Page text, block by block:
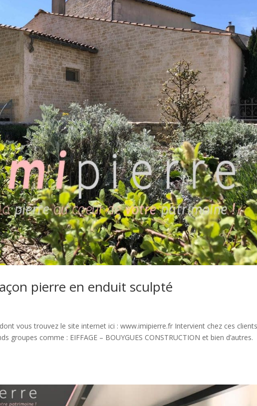
pierre en enduit sculpté
dont vous trouvez le site internet ici : www.imipierre.fr Intervient chez ces
groupes comme : EIFFAGE – BOUYGUES CONSTRUCTION et bien d’autres.